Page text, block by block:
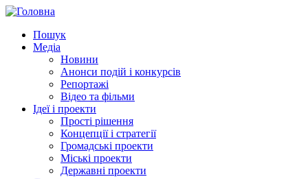
Пошук
Медіа
Новини
Анонси подій і конкурсів
Репортажі
Відео та фільми
Ідеї і проекти
Прості рішення
Концепції і стратегії
Громадські проекти
Міські проекти
Державні проекти